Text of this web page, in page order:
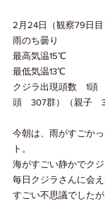
2月24日（観察79日目
雨のち曇り
最高気温15℃
最低気温13℃
クジラ出現頭数　1頭
頭　307群）（親子　
今朝は、雨がすごか
ト。
海がすごい静かでクジ
毎日クジラさんに会
すごい不思議でした